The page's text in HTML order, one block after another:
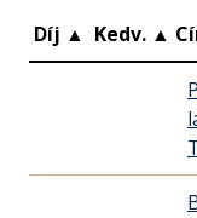
Díj ▲ Kedv. ▲